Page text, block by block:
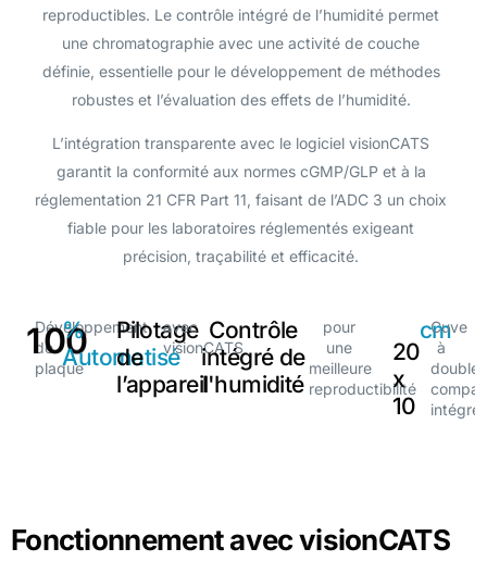
reproductibles. Le contrôle intégré de l’humidité permet
une chromatographie avec une activité de couche
définie, essentielle pour le développement de méthodes
robustes et l’évaluation des effets de l’humidité.
L’intégration transparente avec le logiciel visionCATS
garantit la conformité aux normes cGMP/GLP et à la
réglementation 21 CFR Part 11, faisant de l’ADC 3 un choix
fiable pour les laboratoires réglementés exigeant
précision, traçabilité et efficacité.
Développement
de
plaque
6
1
1
2
4
5
6
00
%
Automatisé
Pilotage
de
l’appareil
avec
visionCATS
Contrôle
intégré de
l'humidité
pour
une
meilleure
reproductibilité
20
x
10
cm
Cuve
à
double
Fonctionnement avec visionCATS